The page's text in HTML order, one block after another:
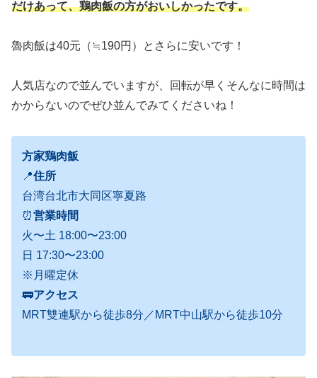
だけあって、鶏肉飯の方がおいしかったです。
魯肉飯は40元（≒190円）とさらに安いです！
人気店なので並んでいますが、回転が早くそんなに時間は
かからないのでぜひ並んでみてくださいね！
方家鶏肉飯
📍住所
台湾台北市大同区寧夏路
⏰営業時間
火〜土 18:00〜23:00
日 17:30〜23:00
※月曜定休
🚃アクセス
MRT雙連駅から徒歩8分／MRT中山駅から徒歩10分